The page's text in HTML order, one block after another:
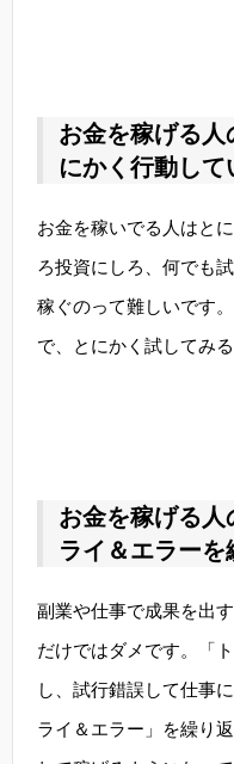
お金を稼げる人
にかく行動して
お金を稼いでる人はと
ろ投資にしろ、何でも
稼ぐのって難しいです
で、とにかく試してみ
お金を稼げる人
ライ＆エラーを
副業や仕事で成果を出
だけではダメです。「
し、試行錯誤して仕事
ライ＆エラー」を繰り